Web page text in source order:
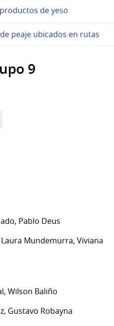
de yeso
peaje ubicados en rutas
9
Pablo Deus
Mundemurra, Viviana
Wilson Baliño
Gustavo Robayna